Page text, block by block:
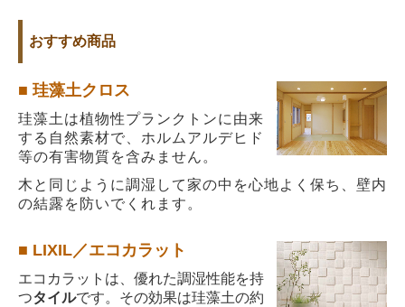
おすすめ商品
■ 珪藻土クロス
珪藻土は植物性プランクトンに由来
する自然素材で、ホルムアルデヒド
等の有害物質を含みません。
木と同じように調湿して家の中を心地よく保ち、壁内
の結露 を防いでくれます。
■ LIXIL／エコカラット
エコカラットは、優れた調湿性能を持
つタイルです。 その効果は珪藻土の約